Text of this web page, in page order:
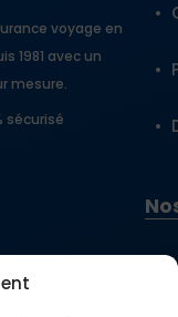
voyage en
1981 avec un
mesure.
sécurisé